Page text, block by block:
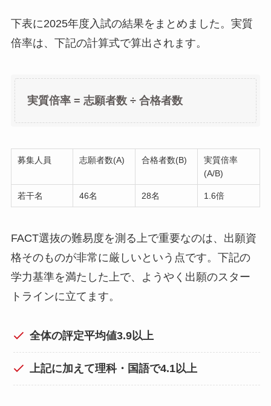
下表に2025年度入試の結果をまとめました。実質
倍率は、下記の計算式で算出されます。
実質倍率 = 志願者数 ÷ 合格者数
募集人員 志願者数(A) 合格者数(B)
実質倍率
(A/B)
若干名 46名 28名 1.6倍
FACT選抜の難易度を測る上で重要なのは、出願資
格そのものが非常に厳しいという点です。下記の
学力基準を満たした上で、ようやく出願のスター
トラインに立てます。
全体の評定平均値3.9以上
上記に加えて理科・国語で4.1以上